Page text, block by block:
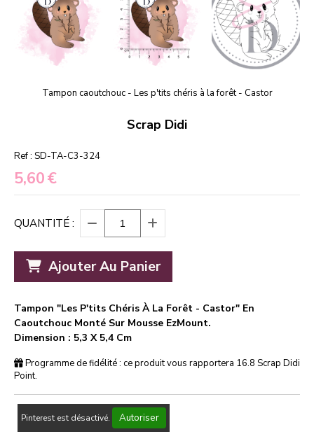
Tampon caoutchouc - Les p'tits chéris à la forêt - Castor
Scrap Didi
Ref : SD-TA-C3-324
5,60€
QUANTITÉ :
Ajouter Au Panier
Tampon "Les P'tits Chéris À La Forêt - Castor" En
Caoutchouc Monté Sur Mousse EzMount.
Dimension : 5,3 X 5,4 Cm
Programme de fidélité : ce produit vous rapportera 16.8 Scrap Didi
Point.
Pinterest est désactivé. Autoriser